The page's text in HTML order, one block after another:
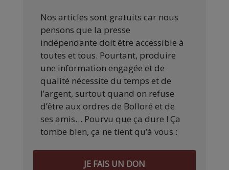
Nos articles sont gratuits car nous
pensons que la presse
indépendante doit être accessible à
toutes et tous. Pourtant, produire
une information engagée et de
qualité nécessite du temps et de
l’argent, surtout quand on refuse
d’être aux ordres de Bolloré et de
ses amis… Pourvu que ça dure ! Ça
tombe bien, ça ne tient qu’à vous :
JE FAIS UN DON